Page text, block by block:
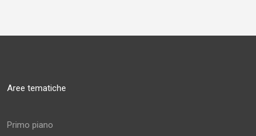
Aree tematiche
Primo piano